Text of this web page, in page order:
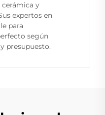
y
expertos en
para
según
presupuesto.